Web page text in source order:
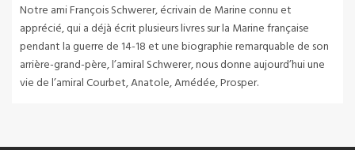
Notre ami François Schwerer, écrivain de Marine connu et
apprécié, qui a déjà écrit plusieurs livres sur la Marine française
pendant la guerre de 14-18 et une biographie remarquable de son
arrière-grand-père, l’amiral Schwerer, nous donne aujourd’hui une
vie de l’amiral Courbet, Anatole, Amédée, Prosper.